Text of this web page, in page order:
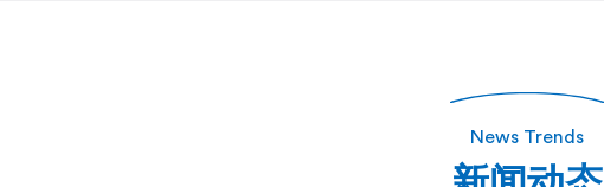
News Trends